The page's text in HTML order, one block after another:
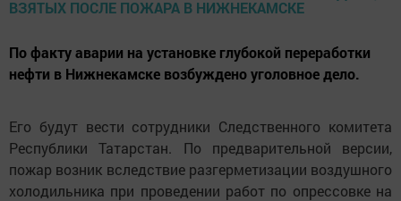
По факту аварии на установке глубокой переработки
нефти в Нижнекамске возбуждено уголовное дело.
Его будут вести сотрудники Следственного комитета
Республики Татарстан. По предварительной версии,
пожар возник вследствие разгерметизации воздушного
холодильника при проведении работ по опрессовке на